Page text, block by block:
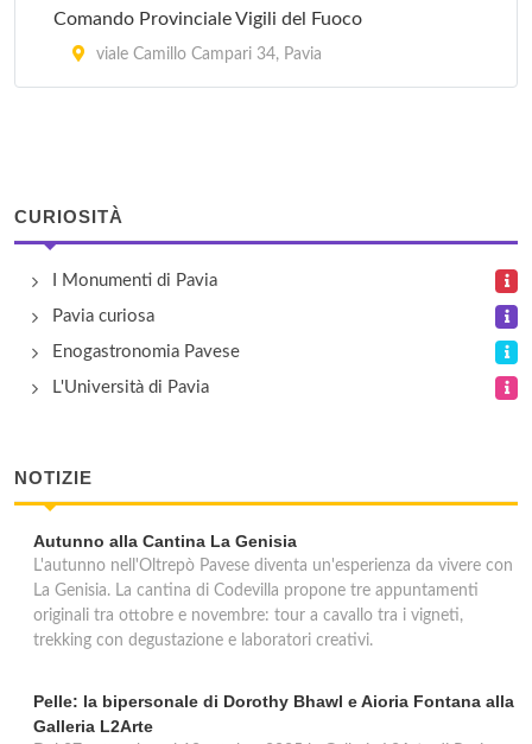
Comando Provinciale Vigili del Fuoco
viale Camillo Campari 34, Pavia
CURIOSITÀ
I Monumenti di Pavia
Pavia curiosa
Enogastronomia Pavese
L'Università di Pavia
NOTIZIE
Autunno alla Cantina La Genisia
L'autunno nell'Oltrepò Pavese diventa un'esperienza da vivere con
La Genisia. La cantina di Codevilla propone tre appuntamenti
originali tra ottobre e novembre: tour a cavallo tra i vigneti,
trekking con degustazione e laboratori creativi.
Pelle: la bipersonale di Dorothy Bhawl e Aioria Fontana alla
Galleria L2Arte